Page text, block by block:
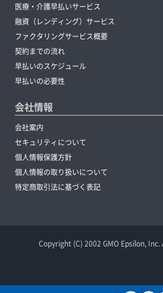
医療・介護早払いサービス
融資（レンディング）サービス
ファクタリングサービス概要
契約までの流れ
早払いのスケジュール
早払いの必要性
会社情報
会社案内
セキュリティについて
個人情報保護方針
個人情報の取り扱いについて
特定商取引法に基づく表記
Copyright (C) 2002 GMO Epsilon,